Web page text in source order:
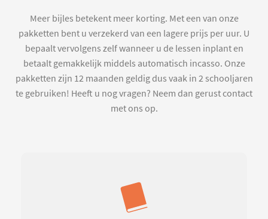
Meer bijles betekent meer korting. Met een van onze
pakketten bent u verzekerd van een lagere prijs per uur. U
bepaalt vervolgens zelf wanneer u de lessen inplant en
betaalt gemakkelijk middels automatisch incasso. Onze
pakketten zijn 12 maanden geldig dus vaak in 2 schooljaren
te gebruiken! Heeft u nog vragen? Neem dan gerust contact
met ons op.